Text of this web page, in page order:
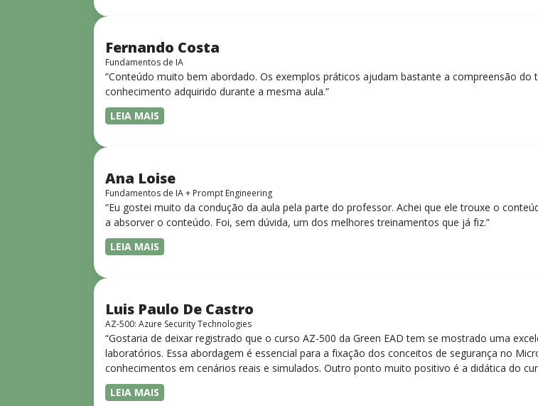
Fernando Costa
Fundamentos de IA
“Conteúdo muito bem abordado. Os exemplos práticos ajudam bastante a compreensão
conhecimento adquirido durante a mesma aula.”
LEIA MAIS
Ana Loise
Fundamentos de IA + Prompt Engineering
“Eu gostei muito da condução da aula pela parte do professor. Achei que ele trouxe o
a absorver o conteúdo. Foi, sem dúvida, um dos melhores treinamentos que já fiz.”
LEIA MAIS
Luis Paulo De Castro
AZ-500: Azure Security Technologies
“Gostaria de deixar registrado que o curso AZ-500 da Green EAD tem se mostrado uma
laboratórios. Essa abordagem é essencial para a fixação dos conceitos de segurança no
conhecimentos em cenários reais e simulados. Outro ponto muito positivo é a didática do
progressiva, o que facilita o entendimento mesmo para quem não tem uma bagagem técnica
LEIA MAIS